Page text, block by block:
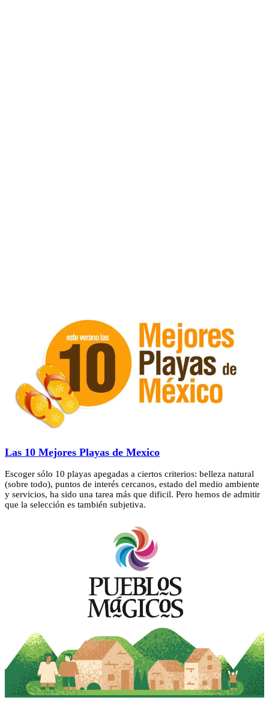
Las 10 Mejores Playas de Mexico
Escoger sólo 10 playas apegadas a ciertos criterios: belleza natural
(sobre todo), puntos de interés cercanos, estado del medio ambiente
y servicios, ha sido una tarea más que dificil. Pero hemos de admitir
que la selección es también subjetiva.